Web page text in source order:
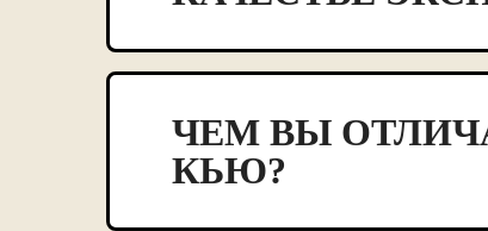
ЧЕМ ВЫ
КЬЮ?